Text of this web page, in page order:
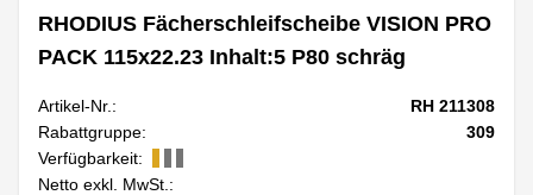
RHODIUS Fächerschleifscheibe VISION PRO
PACK 115x22.23 Inhalt:5 P80 schräg
Artikel-Nr.:
RH 211308
Rabattgruppe:
309
Verfügbarkeit:
Netto exkl. MwSt.: